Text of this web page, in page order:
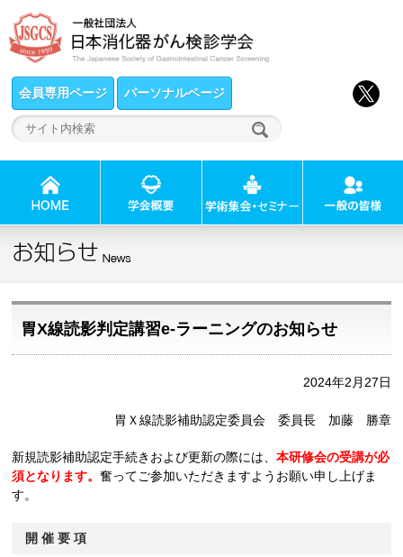
会員専用ページ パーソナルページ
胃X線読影判定講習e-ラーニングのお知らせ
2024年2月27日
胃Ｘ線読影補助認定委員会 委員長 加藤 勝章
新規読影補助認定手続きおよび更新の際には、本研修会の受講が必
須となります。奮ってご参加いただきますようお願い申し上げま
す。
開 催 要 項